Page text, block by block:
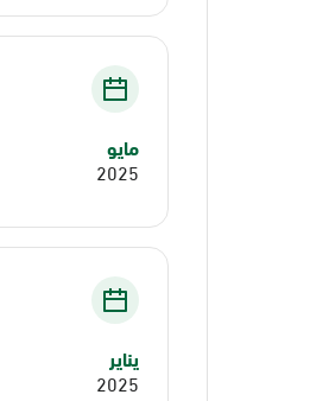
مايو
2025
يناير
2025